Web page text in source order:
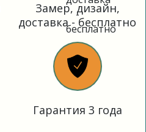
Замер, дизайн,
доставка - бесплатно
Гарантия 3 года